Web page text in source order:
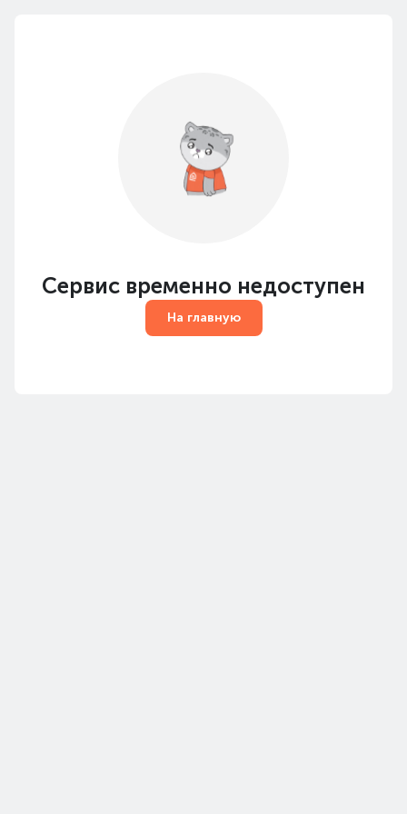
Сервис временно недоступен
На главную